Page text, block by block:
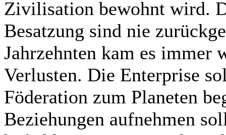
Zivilisation bewohnt wird.
Besatzung sind nie
Jahrzehnten kam es immer
Verlusten. Die Enterprise
Föderation zum Planeten
Beziehungen aufnehmen